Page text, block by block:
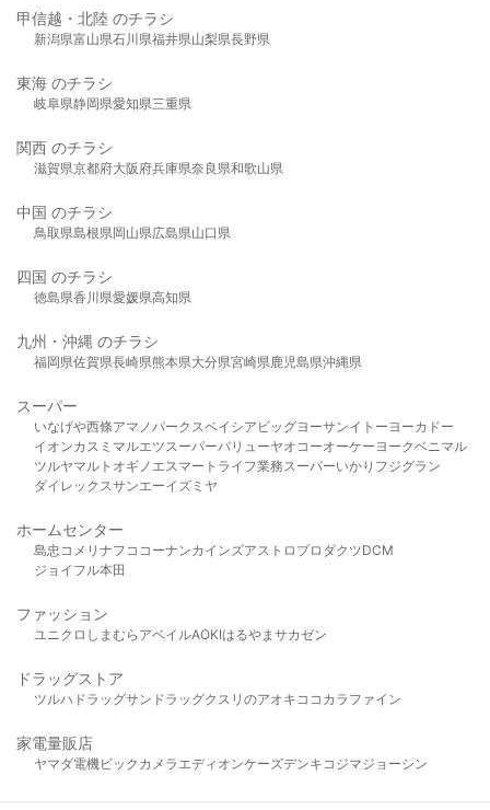
甲信越・北陸 のチラシ
新潟県富山県石川県福井県山梨県長野県
東海 のチラシ
岐阜県静岡県愛知県三重県
関西 のチラシ
滋賀県京都府大阪府兵庫県奈良県和歌山県
中国 のチラシ
鳥取県島根県岡山県広島県山口県
四国 のチラシ
徳島県香川県愛媛県高知県
九州・沖縄 のチラシ
福岡県佐賀県長崎県熊本県大分県宮崎県鹿児島県沖縄県
スーパー
いなげや西條アマノパークスベイシア ビッグヨーサンイトーヨーカドー
イオンカスミ マルエツスーパーバリューヤオコーオーケー ヨークベニマル
ツルヤマルト オギノ エスマート ライフ業務スーパーいかり フジグラン
ダイレックスサンエーイズミヤ
ホームセンター
島忠 コメリ ナフコ コーナンカインズアストロプロダクツDCM
ジョイフル本田
ファッション
ユニクロ しまむら アベイルAOKIはるやま サカゼン
ドラッグストア
ツルハドラッグサンドラッグクスリのアオキ ココカラファイン
家電量販店
ヤマダ電機ビックカメラ エディオンケーズデンキ コジマジョーシン